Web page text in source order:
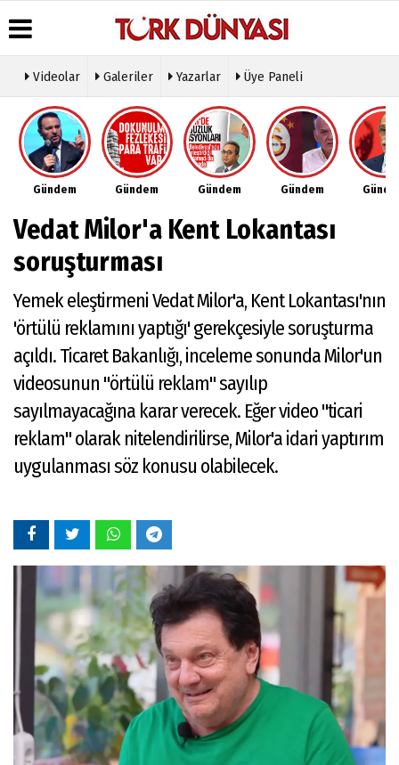
Üye Paneli
Haber
Arşivi
Gazete
Arşivi
Günün
Haberleri
Hava
Durumu
Gazete
Manşetleri
Anketler
Biyografiler
Köşe
Yazarları
Video
Galeri
Foto
Etkinlikler
Künye
İletişim
Çerez
Politikası
Videolar Galeriler Yazarlar Üye Paneli
Gündem Gündem Gündem Gündem
Vedat Milor'a Kent Lokantası
soruşturması
Yemek eleştirmeni Vedat Milor'a, Kent Lokantası'nın
'örtülü reklamını yaptığı' gerekçesiyle soruşturma
açıldı. Ticaret Bakanlığı, inceleme sonunda Milor'un
videosunun "örtülü reklam" sayılıp
sayılmayacağına karar verecek. Eğer video "ticari
reklam" olarak nitelendirilirse, Milor'a idari yaptırım
uygulanması söz konusu olabilecek.